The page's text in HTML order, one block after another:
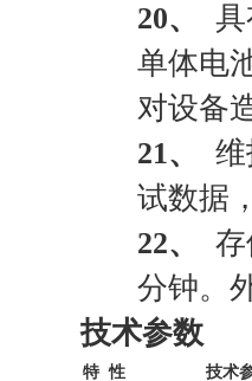
20、
单体电
对设备
21、
试数据
22、
分钟。
技术参数
特 性
技术